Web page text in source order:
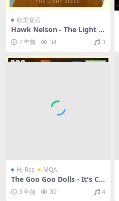
欧美音乐
Hawk Nelson - The Light Si
des（2011/FLAC/分轨/292
M）2 年前 34 3
Hi-Res MQA
The Goo Goo Dolls - It's Ch
ristmas All Over (Deluxe)
（2020/FLAC/分轨/478M）
3 年前 39 4